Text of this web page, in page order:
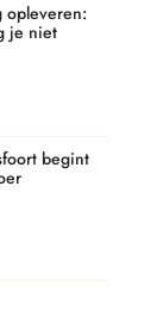
opleveren:
je niet
begint